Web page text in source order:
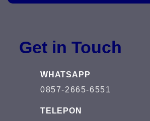
Get in Touch
WHATSAPP
0857-2665-6551
TELEPON